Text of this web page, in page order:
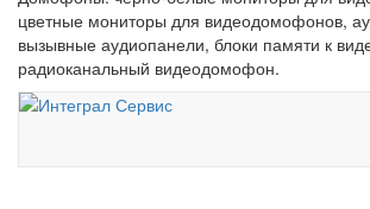
цветные мониторы для видеодомофонов,
вызывные аудиопанели, блоки памяти к
радиоканальный видеодомофон.